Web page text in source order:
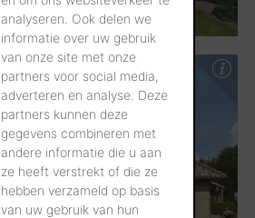
analyseren. Ook delen we
informatie over uw gebruik
van onze site met onze
partners voor social media,
adverteren en analyse. Deze
partners kunnen deze
gegevens combineren met
andere informatie die u aan
ze heeft verstrekt of die ze
hebben verzameld op basis
van uw gebruik van hun